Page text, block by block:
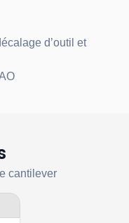
d’outil et
cantilever